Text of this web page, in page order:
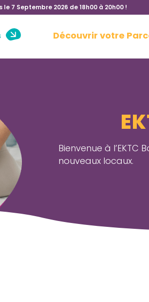
le 7 Septembre 2026 de 18h00 à 20h00 !
Découvrir votre
Bienvenue à
nouveaux locaux.